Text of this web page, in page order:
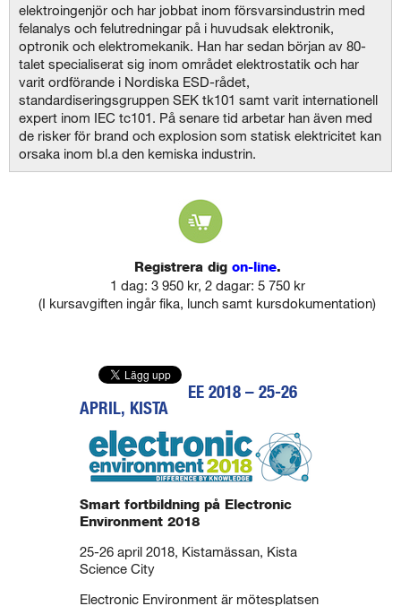
elektroingenjör och har jobbat inom försvarsindustrin med
felanalys och felutredningar på i huvudsak elektronik,
optronik och elektromekanik. Han har sedan början av 80-
talet specialiserat sig inom området elektrostatik och har
varit ordförande i Nordiska ESD-rådet,
standardiseringsgruppen SEK tk101 samt varit internationell
expert inom IEC tc101. På senare tid arbetar han även med
de risker för brand och explosion som statisk elektricitet kan
orsaka inom bl.a den kemiska industrin.
Registrera dig on-line.
1 dag: 3 950 kr, 2 dagar: 5 750 kr
(I kursavgiften ingår fika, lunch samt kursdokumentation)
EE 2018 – 25-26
APRIL, KISTA
Smart fortbildning på Electronic
Environment 2018
25-26 april 2018, Kistamässan, Kista
Science City
Electronic Environment är mötesplatsen